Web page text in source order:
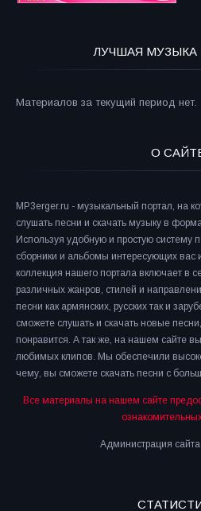
ЛУЧШАЯ МУЗЫКА
Материалов за текущий период нет.
О
MP3erger.ru - музыкальный портал, на
слушать песни и скачать музыку в
Используя удобную и простую систему
сборники и альбомы интересующих вас
коллекция нашего портала включает в
различных жанров, стилей и
песни как армянских, русских так и
сможете слушать и скачать новые
понравится. А так же, на нашем сайте
любимых клипов. Мы обеспечили
чему, вы сможете скачать песни с
Все материалы на нашем сайте
Администрация